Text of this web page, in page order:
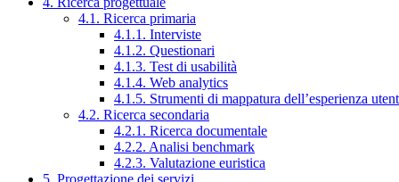
4.1. Ricerca primaria
4.1.1. Interviste
4.1.2. Questionari
4.1.3. Test di usabilità
4.1.4. Web analytics
4.1.5. Strumenti di mappatura dell’esperienza
4.2. Ricerca secondaria
4.2.1. Ricerca documentale
4.2.2. Analisi benchmark
4.2.3. Valutazione euristica
5. Progettazione dei servizi